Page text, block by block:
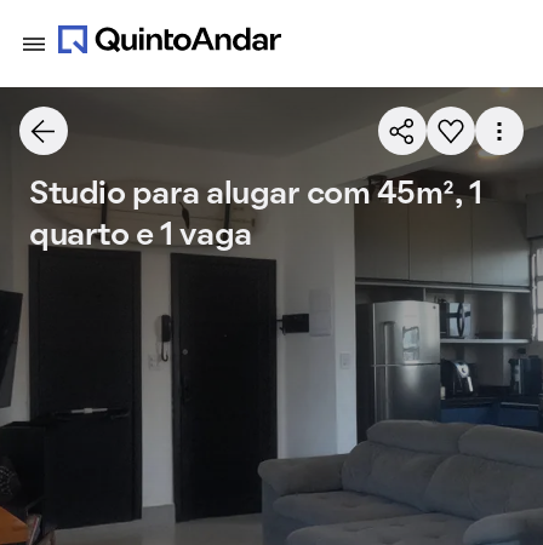
Studio para alugar com 45m², 1
quarto e 1 vaga